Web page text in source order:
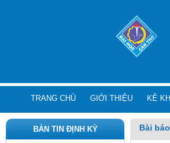
TRANG CHỦ GIỚI THIỆU KÊ
BẢN TIN ĐỊNH KỲ Bài